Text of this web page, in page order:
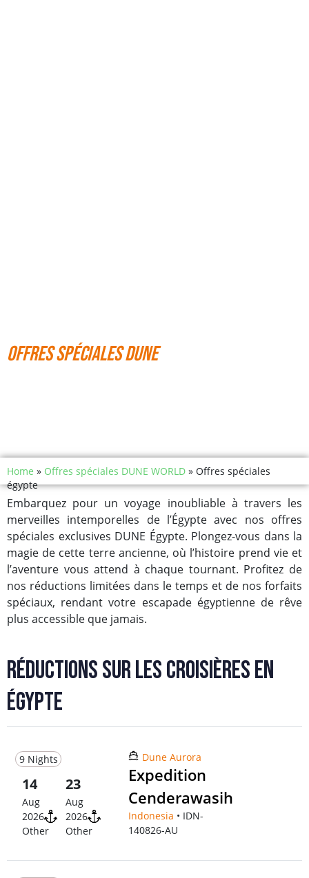
OFFRES SPÉCIALES DUNE
Home » Offres spéciales DUNE WORLD » Offres spéciales
égypte
Embarquez pour un voyage inoubliable à travers les
merveilles intemporelles de l’Égypte avec nos offres
spéciales exclusives DUNE Égypte. Plongez-vous dans la
magie de cette terre ancienne, où l’histoire prend vie et
l’aventure vous attend à chaque tournant. Profitez de
nos réductions limitées dans le temps et de nos forfaits
spéciaux, rendant votre escapade égyptienne de rêve
plus accessible que jamais.
Réductions sur les croisières en
Égypte
9 Nights
14
Aug
2026
Other
23
Aug
2026
Other
Dune Aurora
Expedition
Cenderawasih
Indonesia • IDN-
140826-AU